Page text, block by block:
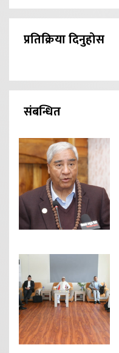
प्रतिक्रिया दिनुहोस
संबन्धित